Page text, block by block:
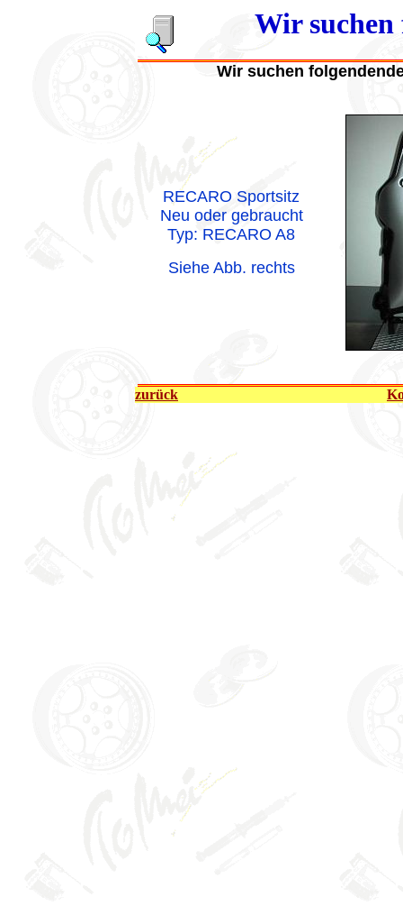
Wir
Wir suchen
RECARO Sportsitz
Neu oder gebraucht
Typ: RECARO A8
Siehe Abb. rechts
zurück